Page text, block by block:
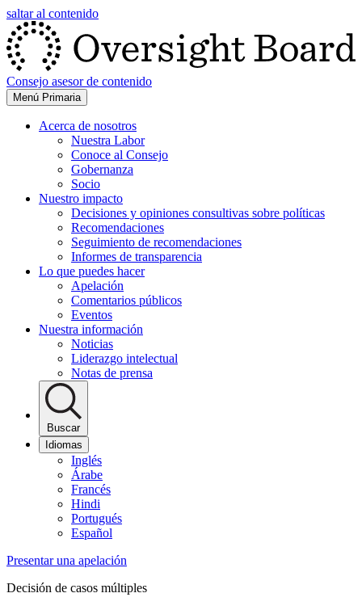
saltar al contenido
Consejo asesor de contenido
Menú Primaria
Acerca de nosotros
Nuestra Labor
Conoce al Consejo
Gobernanza
Socio
Nuestro impacto
Decisiones y opiniones consultivas sobre políticas
Recomendaciones
Seguimiento de recomendaciones
Informes de transparencia
Lo que puedes hacer
Apelación
Comentarios públicos
Eventos
Nuestra información
Noticias
Liderazgo intelectual
Notas de prensa
Buscar
Idiomas
Inglés
Árabe
Francés
Hindi
Portugués
Español
Presentar una apelación
Decisión de casos múltiples